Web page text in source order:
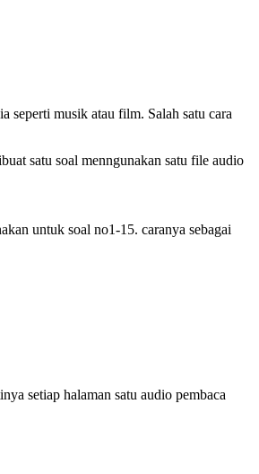
seperti musik atau film. Salah satu cara
satu soal menngunakan satu file audio
untuk soal no1-15. caranya sebagai
setiap halaman satu audio pembaca